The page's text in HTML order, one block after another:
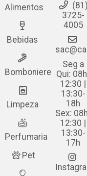
Alimentos
Bebidas
Bomboniere
Limpeza
Perfumaria
Pet
(81)
3725-
4005
Seg a
Qui:
12:30 |
13:30-
18h
Sex:
12:30 |
13:30-
17h